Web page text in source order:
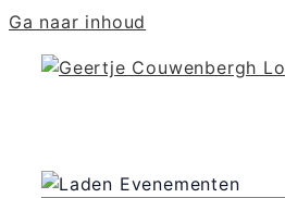
Ga naar inhoud